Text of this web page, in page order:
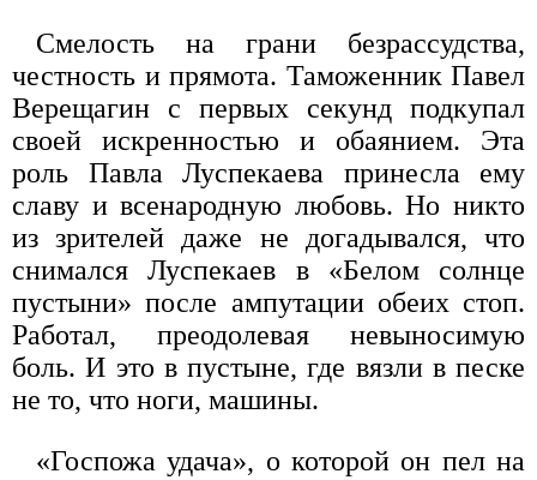
Смелость на грани безрассудства,
честность и прямота. Таможенник Павел
Верещагин с первых секунд подкупал
своей искренностью и обаянием. Эта
роль Павла Луспекаева принесла ему
славу и всенародную любовь. Но никто
из зрителей даже не догадывался, что
снимался Луспекаев в «Белом солнце
пустыни» после ампутации обеих стоп.
Работал, преодолевая невыносимую
боль. И это в пустыне, где вязли в песке
не то, что ноги, машины.
«Госпожа удача», о которой он пел на